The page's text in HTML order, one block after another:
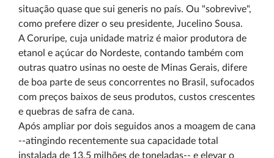
situação quase que sui generis no país. Ou "sobrevive",
como prefere dizer o seu presidente, Jucelino Sousa.
A Coruripe, cuja unidade matriz é maior produtora de
etanol e açúcar do Nordeste, contando também com
outras quatro usinas no oeste de Minas Gerais, difere
de boa parte de seus concorrentes no Brasil, sufocados
com preços baixos de seus produtos, custos crescentes
e quebras de safra de cana.
Após ampliar por dois seguidos anos a moagem de cana
--atingindo recentemente sua capacidade total
instalada de 13,5 milhões de toneladas-- e elevar o